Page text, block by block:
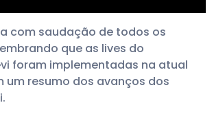
com saudação de todos os
que as lives do
foram implementadas na atual
um resumo dos avanços dos